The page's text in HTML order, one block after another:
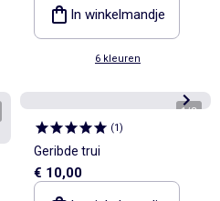
In winkelmandje
6 kleuren
1/3
(1)
Geribde trui
€ 10,00